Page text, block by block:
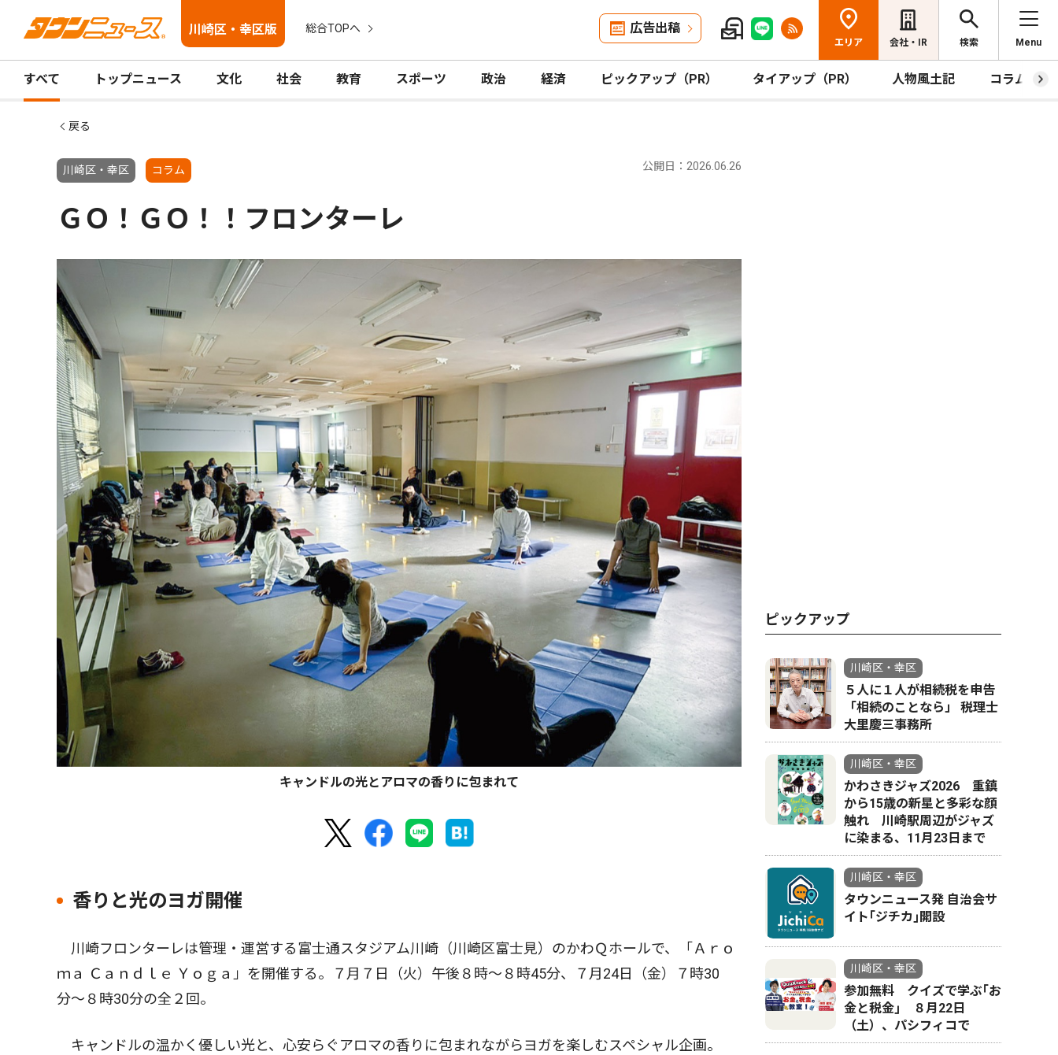
川崎区・幸区版 総合TOPへ 広告出稿
エリア 会社・IR 検索 Menu
すべて トップニュース 文化 社会 教育 スポーツ 政治 経済 ピックアップ（PR） タイアップ（PR） 人物風土記 コラム
戻る
川崎区・幸区 コラム 公開日：2026.06.26
ＧＯ！ＧＯ！！フロンターレ
キャンドルの光とアロマの香りに包まれて
香りと光のヨガ開催
川崎フロンターレは管理・運営する富士通スタジアム川崎（川崎区富士見）のかわＱホールで、「Ａｒｏ
ｍａ Ｃａｎｄｌｅ Ｙｏｇａ」を開催する。７月７日（火）午後８時〜８時45分、７月24日（金）７時30
分〜８時30分の全２回。
キャンドルの温かく優しい光と、心安らぐアロマの香りに包まれながらヨガを楽しむスペシャル企画。
ピックアップ
川崎区・幸区
５人に１人が相続税を申告
「相続のことなら」 税理士
大里慶三事務所
川崎区・幸区
かわさきジャズ2026 重鎮
から15歳の新星と多彩な顔
触れ 川崎駅周辺がジャズ
に染まる、11月23日まで
川崎区・幸区
タウンニュース発 自治会サ
イト｢ジチカ｣開設
川崎区・幸区
参加無料 クイズで学ぶ｢お
金と税金｣ ８月22日
（土）、パシフィコで